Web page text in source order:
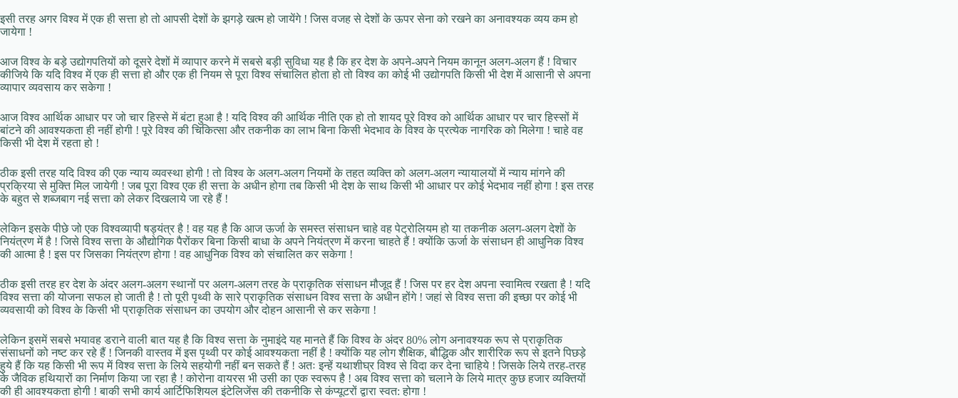
इसी तरह अगर विश्व में एक ही सत्ता हो तो आपसी देशों के झगड़े खत्म हो जायेंगे ! जिस वजह से देशों के ऊपर सेना को रखने का अनावश्यक व्यय कम हो
जायेगा !
आज विश्व के बड़े उद्योगपतियों को दूसरे देशों में व्यापार करने में सबसे बड़ी सुविधा यह है कि हर देश के अपने-अपने नियम कानून अलग-अलग हैं ! विचार
कीजिये कि यदि विश्व में एक ही सत्ता हो और एक ही नियम से पूरा विश्व संचालित होता हो तो विश्व का कोई भी उद्योगपति किसी भी देश में आसानी से अपना
व्यापार व्यवसाय कर सकेगा !
आज विश्व आर्थिक आधार पर जो चार हिस्से में बंटा हुआ है ! यदि विश्व की आर्थिक नीति एक हो तो शायद पूरे विश्व को आर्थिक आधार पर चार हिस्सों में
बांटने की आवश्यकता ही नहीं होगी ! पूरे विश्व की चिकित्सा और तकनीक का लाभ बिना किसी भेदभाव के विश्व के प्रत्येक नागरिक को मिलेगा ! चाहे वह
किसी भी देश में रहता हो !
ठीक इसी तरह यदि विश्व की एक न्याय व्यवस्था होगी ! तो विश्व के अलग-अलग नियमों के तहत व्यक्ति को अलग-अलग न्यायालयों में न्याय मांगने की
प्रक्रिया से मुक्ति मिल जायेगी ! जब पूरा विश्व एक ही सत्ता के अधीन होगा तब किसी भी देश के साथ किसी भी आधार पर कोई भेदभाव नहीं होगा ! इस तरह
के बहुत से शब्जबाग नई सत्ता को लेकर दिखलाये जा रहे हैं !
लेकिन इसके पीछे जो एक विश्वव्यापी षड्यंत्र है ! वह यह है कि आज ऊर्जा के समस्त संसाधन चाहे वह पेट्रोलियम हो या तकनीक अलग-अलग देशों के
नियंत्रण में है ! जिसे विश्व सत्ता के औद्योगिक पैरोंकर बिना किसी बाधा के अपने नियंत्रण में करना चाहते हैं ! क्योंकि ऊर्जा के संसाधन ही आधुनिक विश्व
की आत्मा है ! इस पर जिसका नियंत्रण होगा ! वह आधुनिक विश्व को संचालित कर सकेगा !
ठीक इसी तरह हर देश के अंदर अलग-अलग स्थानों पर अलग-अलग तरह के प्राकृतिक संसाधन मौजूद हैं ! जिस पर हर देश अपना स्वामित्व रखता है ! यदि
विश्व सत्ता की योजना सफल हो जाती है ! तो पूरी पृथ्वी के सारे प्राकृतिक संसाधन विश्व सत्ता के अधीन होंगे ! जहां से विश्व सत्ता की इच्छा पर कोई भी
व्यवसायी को विश्व के किसी भी प्राकृतिक संसाधन का उपयोग और दोहन आसानी से कर सकेगा !
लेकिन इसमें सबसे भयावह डराने वाली बात यह है कि विश्व सत्ता के नुमाइंदे यह मानते हैं कि विश्व के अंदर 80% लोग अनावश्यक रूप से प्राकृतिक
संसाधनों को नष्ट कर रहे हैं ! जिनकी वास्तव में इस पृथ्वी पर कोई आवश्यकता नहीं है ! क्योंकि यह लोग शैक्षिक, बौद्धिक और शारीरिक रूप से इतने पिछड़े
हुये हैं कि यह किसी भी रूप में विश्व सत्ता के लिये सहयोगी नहीं बन सकते हैं ! अतः इन्हें यथाशीघ्र विश्व से विदा कर देना चाहिये ! जिसके लिये तरह-तरह
के जैविक हथियारों का निर्माण किया जा रहा है ! कोरोना वायरस भी उसी का एक स्वरूप है ! अब विश्व सत्ता को चलाने के लिये मात्र कुछ हजार व्यक्तियों
की ही आवश्यकता होगी ! बाकी सभी कार्य आर्टिफिशियल इंटेलिजेंस की तकनीकि से कंप्यूटरों द्वारा स्वत: होगा !